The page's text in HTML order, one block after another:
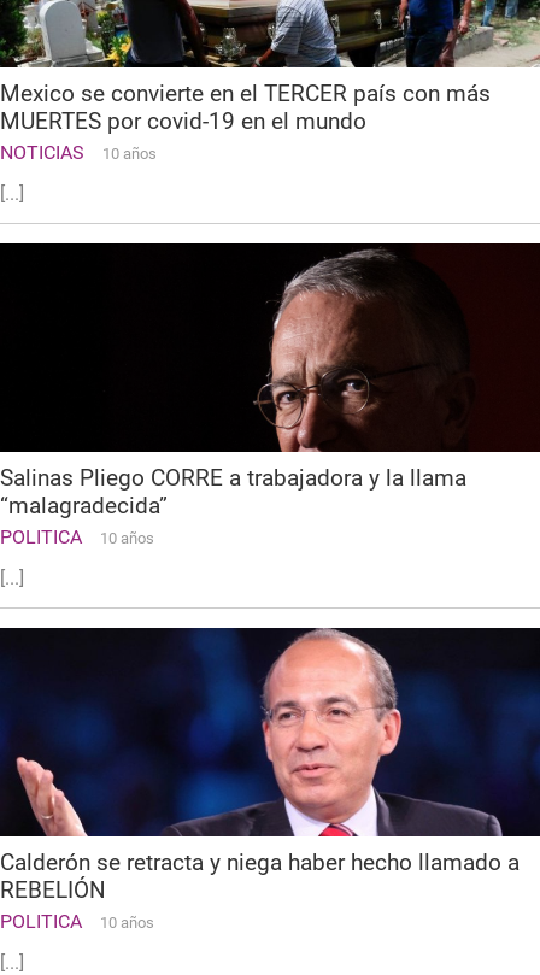
Mexico se convierte en el TERCER país con más
MUERTES por covid-19 en el mundo
NOTICIAS 10 años
[...]
Salinas Pliego CORRE a trabajadora y la llama
“malagradecida”
POLITICA 10 años
[...]
Calderón se retracta y niega haber hecho llamado a
REBELIÓN
POLITICA 10 años
[...]